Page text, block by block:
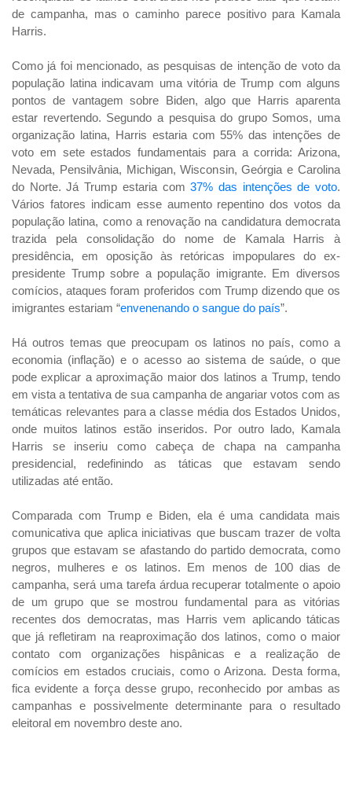
de campanha, mas o caminho parece positivo para Kamala
Harris.
Como já foi mencionado, as pesquisas de intenção de voto da
população latina indicavam uma vitória de Trump com alguns
pontos de vantagem sobre Biden, algo que Harris aparenta
estar revertendo. Segundo a pesquisa do grupo Somos, uma
organização latina, Harris estaria com 55% das intenções de
voto em sete estados fundamentais para a corrida: Arizona,
Nevada, Pensilvânia, Michigan, Wisconsin, Geórgia e Carolina
do Norte. Já Trump estaria com37% das intenções de voto.
Vários fatores indicam esse aumento repentino dos votos da
população latina, como a renovação na candidatura democrata
trazida pela consolidação do nome de Kamala Harris à
presidência, em oposição às retóricas impopulares do ex-
presidente Trump sobre a população imigrante. Em diversos
comícios, ataques foram proferidos com Trump dizendo que os
imigrantes estariam “envenenando o sangue do país”.
Há outros temas que preocupam os latinos no país, como a
economia (inflação) e o acesso ao sistema de saúde, o que
pode explicar a aproximação maior dos latinos a Trump, tendo
em vista a tentativa de sua campanha de angariar votos com as
temáticas relevantes para a classe média dos Estados Unidos,
onde muitos latinos estão inseridos. Por outro lado, Kamala
Harris se inseriu como cabeça de chapa na campanha
presidencial, redefinindo as táticas que estavam sendo
utilizadas até então.
Comparada com Trump e Biden, ela é uma candidata mais
comunicativa que aplica iniciativas que buscam trazer de volta
grupos que estavam se afastando do partido democrata, como
negros, mulheres e os latinos. Em menos de 100 dias de
campanha, será uma tarefa árdua recuperar totalmente o apoio
de um grupo que se mostrou fundamental para as vitórias
recentes dos democratas, mas Harris vem aplicando táticas
que já refletiram na reaproximação dos latinos, como o maior
contato com organizações hispânicas e a realização de
comícios em estados cruciais, como o Arizona. Desta forma,
fica evidente a força desse grupo, reconhecido por ambas as
campanhas e possivelmente determinante para o resultado
eleitoral em novembro deste ano.